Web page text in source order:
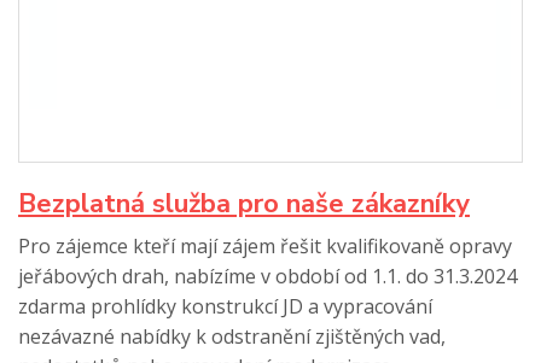
Bezplatná služba pro naše zákazníky
Pro zájemce kteří mají zájem řešit kvalifikovaně opravy
jeřábových drah, nabízíme v období od 1.1. do 31.3.2024
zdarma prohlídky konstrukcí JD a vypracování
nezávazné nabídky k odstranění zjištěných vad,